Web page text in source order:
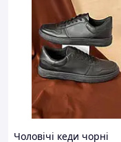
Чоловічі кеди чорні